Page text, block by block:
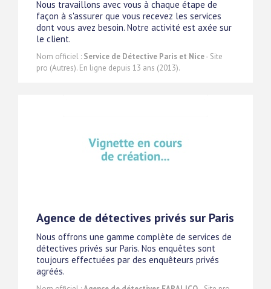
Nous travaillons avec vous à chaque étape de
façon à s'assurer que vous recevez les services
dont vous avez besoin. Notre activité est axée sur
le client.
Nom officiel : Service de Détective Paris et Nice- Site
pro (Autres). En ligne depuis 13 ans (2013).
Agence de détectives privés sur Paris
Nous offrons une gamme complète de services de
détectives privés sur Paris. Nos enquêtes sont
toujours effectuées par des enquêteurs privés
agréés.